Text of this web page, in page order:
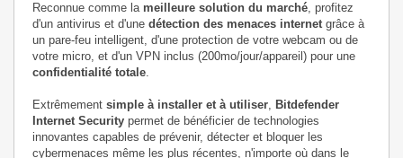
Reconnue comme la meilleure solution du marché, profitez
d'un antivirus et d'une détection des menaces internet grâce à
un pare-feu intelligent, d'une protection de votre webcam ou de
votre micro, et d'un VPN inclus (200mo/jour/appareil) pour une
confidentialité totale.
Extrêmement simple à installer et à utiliser, Bitdefender
Internet Security permet de bénéficier de technologies
innovantes capables de prévenir, détecter et bloquer les
cybermenaces même les plus récentes, n'importe où dans le